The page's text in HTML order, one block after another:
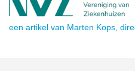
een artikel van Marten Kops,